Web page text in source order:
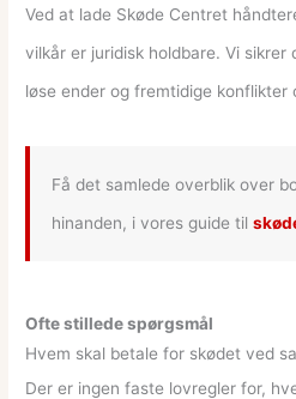
Ved at lade Skøde Centret
vilkår er juridisk holdbare. Vi sikrer
løse ender og fremtidige konflikter
Få det samlede overblik over
hinanden, i vores guide til
Ofte stillede spørgsmål
Hvem skal betale for skødet ved
Der er ingen faste lovregler for,